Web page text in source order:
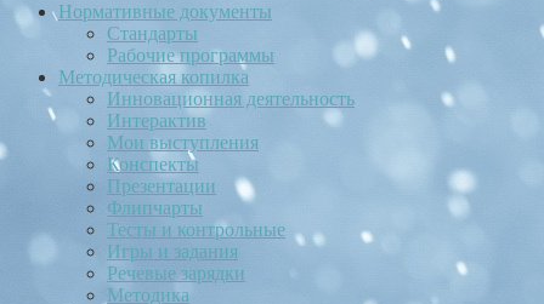
Нормативные документы
Стандарты
Рабочие программы
Методическая копилка
Инновационная деятельность
Интерактив
Мои выступления
Конспекты
Презентации
Флипчарты
Тесты и контрольные
Игры и задания
Речевые зарядки
Методика